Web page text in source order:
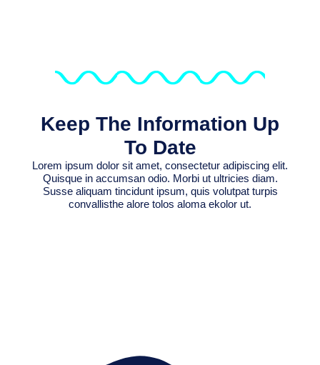
Keep The Information Up
To Date
Lorem ipsum dolor sit amet, consectetur adipiscing elit.
Quisque in accumsan odio. Morbi ut ultricies diam.
Susse aliquam tincidunt ipsum, quis volutpat turpis
convallisthe alore tolos aloma ekolor ut.